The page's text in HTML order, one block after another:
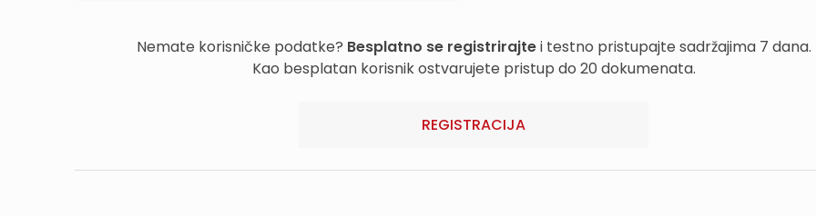
Nemate korisničke podatke? Besplatno se registrirajtei testno pristupajte sadržajima 7 dana.
Kao besplatan korisnik ostvarujete pristup do 20 dokumenata.
REGISTRACIJA